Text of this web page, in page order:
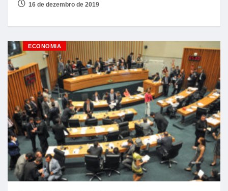
16 de dezembro de 2019
ECONOMIA